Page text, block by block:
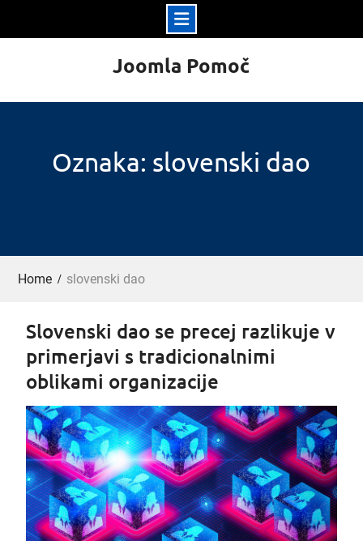
Joomla Pomoč
Oznaka: slovenski dao
Home slovenski dao
Slovenski dao se precej razlikuje v
primerjavi s tradicionalnimi
oblikami organizacije